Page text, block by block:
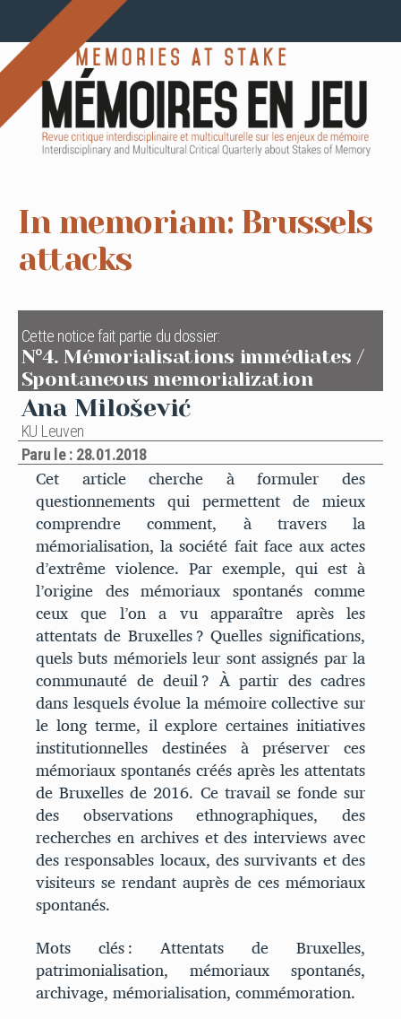
In memoriam: Brussels
attacks
Cette notice fait partie du dossier:
N°4. Mémorialisations immédiates /
Spontaneous memorialization
Ana Milošević
KU Leuven
Paru le : 28.01.2018
Cet article cherche à formuler des
questionnements qui permettent de mieux
comprendre comment, à travers la
mémorialisation, la société fait face aux actes
d’extrême violence. Par exemple, qui est à
l’origine des mémoriaux spontanés comme
ceux que l’on a vu apparaître après les
attentats de Bruxelles ? Quelles significations,
quels buts mémoriels leur sont assignés par la
communauté de deuil ? À partir des cadres
dans lesquels évolue la mémoire collective sur
le long terme, il explore certaines initiatives
institutionnelles destinées à préserver ces
mémoriaux spontanés créés après les attentats
de Bruxelles de 2016. Ce travail se fonde sur
des observations ethnographiques, des
recherches en archives et des interviews avec
des responsables locaux, des survivants et des
visiteurs se rendant auprès de ces mémoriaux
spontanés.
Mots clés : Attentats de Bruxelles,
patrimonialisation, mémoriaux spontanés,
archivage, mémorialisation, commémoration.